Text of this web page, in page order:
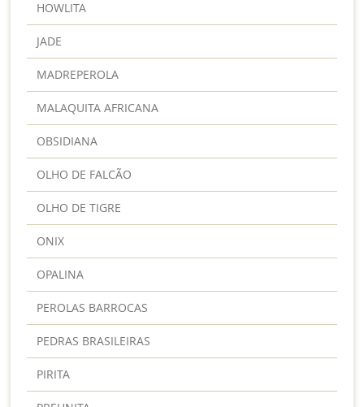
HOWLITA
JADE
MADREPEROLA
MALAQUITA AFRICANA
OBSIDIANA
OLHO DE FALCÃO
OLHO DE TIGRE
ONIX
OPALINA
PEROLAS BARROCAS
PEDRAS BRASILEIRAS
PIRITA